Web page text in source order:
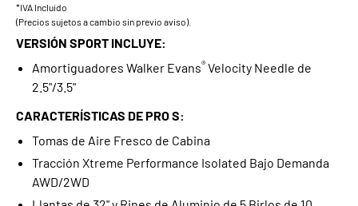
*IVA Incluido
(Precios sujetos a cambio sin previo aviso).
VERSIÓN SPORT INCLUYE:
Amortiguadores Walker Evans® Velocity Needle de
2.5"/3.5"
CARACTERÍSTICAS DE PRO S:
Tomas de Aire Fresco de Cabina
Tracción Xtreme Performance Isolated Bajo Demanda
AWD/2WD